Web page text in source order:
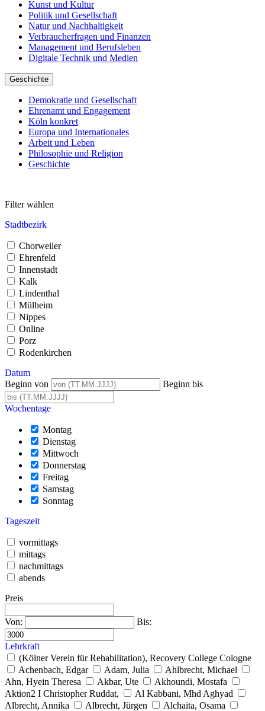
Kunst und Kultur
Politik und Gesellschaft
Natur und Nachhaltigkeit
Verbraucherfragen und Finanzen
Management und Berufsleben
Digitale Technik und Medien
Geschichte
Demokratie und Gesellschaft
Ehrenamt und Engagement
Köln konkret
Europa und Internationales
Arbeit und Leben
Philosophie und Religion
Geschichte
Filter wählen
Stadtbezirk
Chorweiler
Ehrenfeld
Innenstadt
Kalk
Lindenthal
Mülheim
Nippes
Online
Porz
Rodenkirchen
Datum
Beginn von
Beginn bis
Wochentage
Montag
Dienstag
Mittwoch
Donnerstag
Freitag
Samstag
Sonntag
Tageszeit
vormittags
mittags
nachmittags
abends
Preis
Von: Bis:
Lehrkraft
(Kölner Verein für Rehabilitation), Recovery College Cologne
Achenbach, Edgar
Adam, Julia
Ahlbrecht, Michael
Ahn, Hyein Theresa
Akbar, Ute
Akhoundi, Mostafa
Aktion2 I Christopher Ruddat,
Al Kabbani, Mhd Aghyad
Albrecht, Annika
Albrecht, Jürgen
Alchaita, Osama